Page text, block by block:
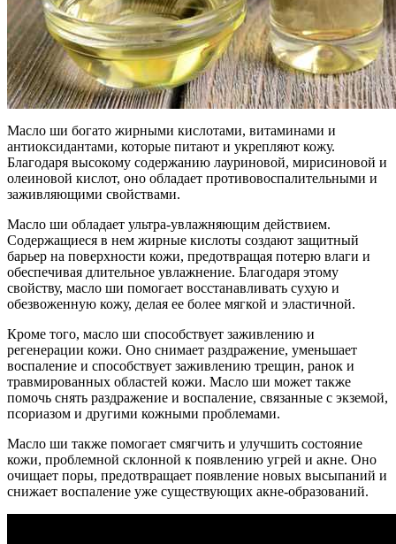
Масло ши богато жирными кислотами, витаминами и
антиоксидантами, которые питают и укрепляют кожу.
Благодаря высокому содержанию лауриновой, мирисиновой и
олеиновой кислот, оно обладает противовоспалительными и
заживляющими свойствами.
Масло ши обладает ультра-увлажняющим действием.
Содержащиеся в нем жирные кислоты создают защитный
барьер на поверхности кожи, предотвращая потерю влаги и
обеспечивая длительное увлажнение. Благодаря этому
свойству, масло ши помогает восстанавливать сухую и
обезвоженную кожу, делая ее более мягкой и эластичной.
Кроме того, масло ши способствует заживлению и
регенерации кожи. Оно снимает раздражение, уменьшает
воспаление и способствует заживлению трещин, ранок и
травмированных областей кожи. Масло ши может также
помочь снять раздражение и воспаление, связанные с экземой,
псориазом и другими кожными проблемами.
Масло ши также помогает смягчить и улучшить состояние
кожи, проблемной склонной к появлению угрей и акне. Оно
очищает поры, предотвращает появление новых высыпаний и
снижает воспаление уже существующих акне-образований.